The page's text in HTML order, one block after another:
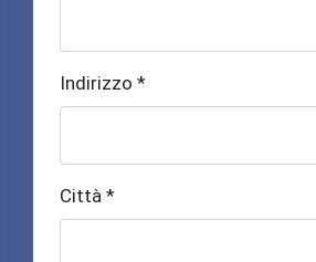
Indirizzo *
Città *